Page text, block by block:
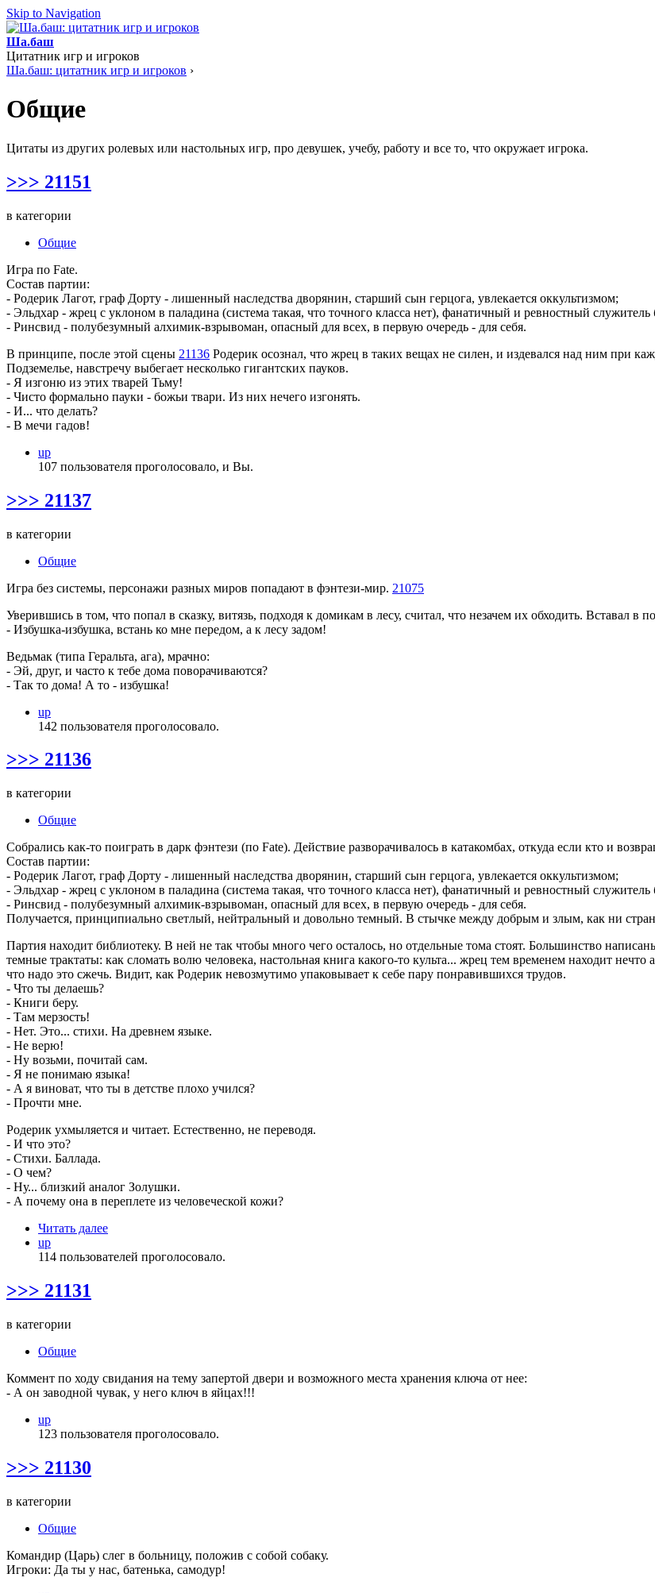
Skip to Navigation
Ша.баш
Цитатник игр и игроков
Ша.баш: цитатник игр и игроков ›
Общие
Цитаты из других ролевых или настольных игр, про девушек, учебу, работу и все то, что окружает игрока.
>>> 21151
в категории
Общие
Игра по Fate.
Состав партии:
- Родерик Лагот, граф Дорту - лишенный наследства дворянин, старший сын герцога, увлекается оккультизмом;
- Эльдхар - жрец с уклоном в паладина (система такая, что точного класса нет), фанатичный и ревностный
- Ринсвид - полубезумный алхимик-взрывоман, опасный для всех, в первую очередь - для себя.
В принципе, после этой сцены 21136 Родерик осознал, что жрец в таких вещах не силен, и издевался над ним при
Подземелье, навстречу выбегает несколько гигантских пауков.
- Я изгоню из этих тварей Тьму!
- Чисто формально пауки - божьи твари. Из них нечего изгонять.
- И... что делать?
- В мечи гадов!
up
107 пользователя проголосовало, и Вы.
>>> 21137
в категории
Общие
Игра без системы, персонажи разных миров попадают в фэнтези-мир. 21075
Уверившись в том, что попал в сказку, витязь, подходя к домикам в лесу, считал, что незачем их обходить. Вставал в
- Избушка-избушка, встань ко мне передом, а к лесу задом!
Ведьмак (типа Геральта, ага), мрачно:
- Эй, друг, и часто к тебе дома поворачиваются?
- Так то дома! А то - избушка!
up
142 пользователя проголосовало.
>>> 21136
в категории
Общие
Собрались как-то поиграть в дарк фэнтези (по Fate). Действие разворачивалось в катакомбах, откуда если кто и
Состав партии:
- Родерик Лагот, граф Дорту - лишенный наследства дворянин, старший сын герцога, увлекается оккультизмом;
- Эльдхар - жрец с уклоном в паладина (система такая, что точного класса нет), фанатичный и ревностный
- Ринсвид - полубезумный алхимик-взрывоман, опасный для всех, в первую очередь - для себя.
Получается, принципиально светлый, нейтральный и довольно темный. В стычке между добрым и злым, как ни
Партия находит библиотеку. В ней не так чтобы много чего осталось, но отдельные тома стоят. Большинство
темные трактаты: как сломать волю человека, настольная книга какого-то культа... жрец тем временем находит
что надо это сжечь. Видит, как Родерик невозмутимо упаковывает к себе пару понравившихся трудов.
- Что ты делаешь?
- Книги беру.
- Там мерзость!
- Нет. Это... стихи. На древнем языке.
- Не верю!
- Ну возьми, почитай сам.
- Я не понимаю языка!
- А я виноват, что ты в детстве плохо учился?
- Прочти мне.
Родерик ухмыляется и читает. Естественно, не переводя.
- И что это?
- Стихи. Баллада.
- О чем?
- Ну... близкий аналог Золушки.
- А почему она в переплете из человеческой кожи?
Читать далее
up
114 пользователей проголосовало.
>>> 21131
в категории
Общие
Коммент по ходу свидания на тему запертой двери и возможного места хранения ключа от нее:
- А он заводной чувак, у него ключ в яйцах!!!
up
123 пользователя проголосовало.
>>> 21130
в категории
Общие
Командир (Царь) слег в больницу, положив с собой собаку.
Игроки: Да ты у нас, батенька, самодур!